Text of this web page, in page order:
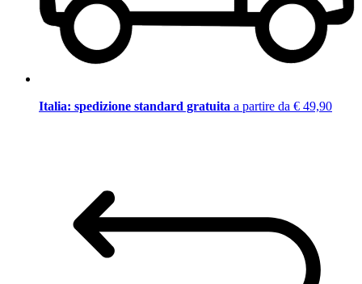
Italia: spedizione standard gratuita a partire da € 49,90